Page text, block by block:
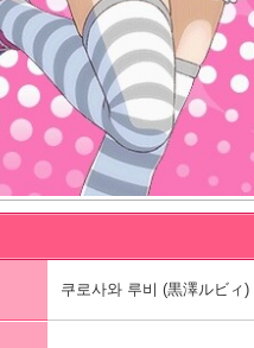
쿠로사와 루비 (黒澤ルビィ)